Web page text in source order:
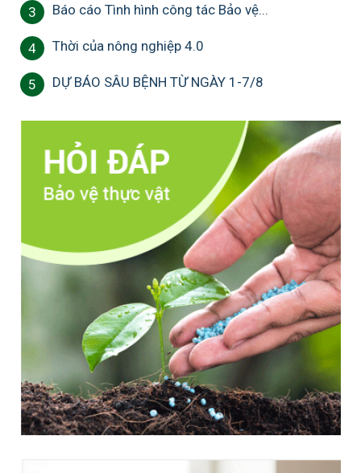
3 Báo cáo Tình hình công tác Bảo vệ...
4 Thời của nông nghiệp 4.0
5 DỰ BÁO SÂU BỆNH TỪ NGÀY 1-7/8